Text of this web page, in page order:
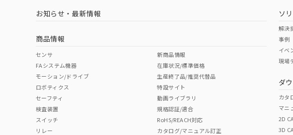
お知らせ・最新情報
商品情報
センサ
FAシステム機器
モーション/ドライブ
ロボティクス
セーフティ
検査装置
スイッチ
リレー
新商品情報
在庫状況/標準価格
生産終了品/推奨代替品
特設サイト
動画ライブラリ
規格認証/適合
RoHS/REACH対応
カタログ/マニュアル訂正
ソ
解決
事例
イベ
現場
ダ
カタ
マニ
2D
3D